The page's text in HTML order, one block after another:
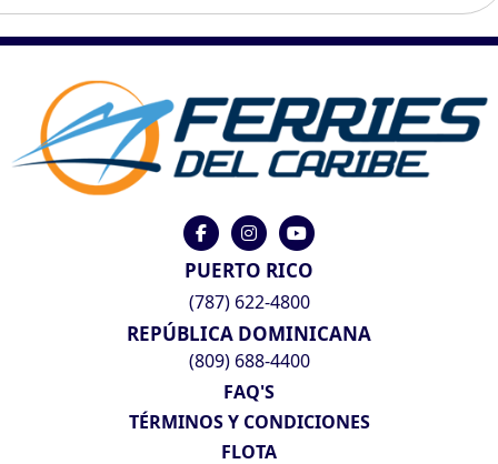
PUERTO RICO
(787) 622-4800
REPÚBLICA DOMINICANA
(809) 688-4400
FAQ'S
TÉRMINOS Y CONDICIONES
FLOTA